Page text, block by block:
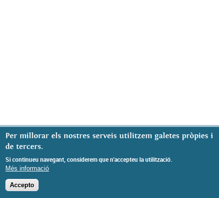
Per millorar els nostres serveis utilitzem galetes pròpies i
de tercers.
Si continueu navegant, considerem que n'accepteu la utilització.
Més informació
Accepto